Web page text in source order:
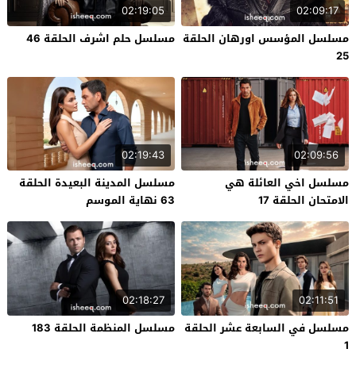
02:09:17
مسلسل المؤسس اورهان الحلقة
25
02:19:05
مسلسل حلم اشرف الحلقة 46
02:09:56
مسلسل اخي العائلة هي
الامتحان الحلقة 17
02:19:43
مسلسل المدينة البعيدة الحلقة
63 نهاية الموسم
02:11:51
مسلسل في السابعة عشر الحلقة
1
02:18:27
مسلسل المنظمة الحلقة 183